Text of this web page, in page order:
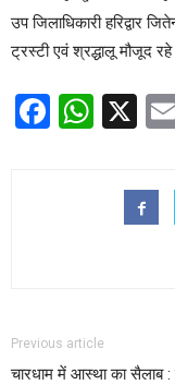
उप जिलाधिकारी हरिद्वार
ट्रस्टी एवं श्रद्धालू मौजूद
X
Previous article
चारधाम में आस्था का सैलाब :